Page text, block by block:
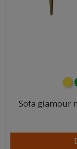
żółty
Sofa glamour